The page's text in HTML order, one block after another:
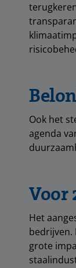
Ook het
agenda
Voor
Het
bedrijven.
grote